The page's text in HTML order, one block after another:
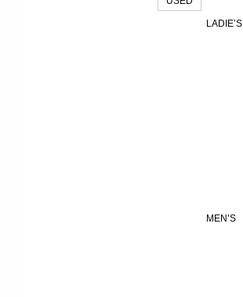
LADIE’S
MEN’S